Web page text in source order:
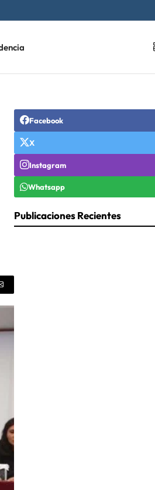
Facebook
X
Instagram
Whatsapp
Publicaciones Recientes